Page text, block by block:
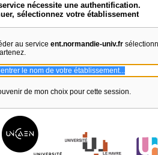
nécessite une authentification.
sélectionnez votre établissement
au service ent.normandie-univ.fr
de mon choix pour cette session.